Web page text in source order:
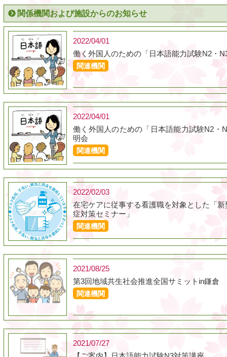
関係機関および施設からのお知らせ
2022/04/01
働く外国人のための「日本語能力試験N2・
関連機関
2022/04/01
働く外国人のための「日本語能力試験N2・
明会
関連機関
2022/02/03
在宅ケアに従事する看護職を対象とした「
症対策セミナー」
関連機関
2021/08/25
第3回地域共生社会推進全国サミットin鎌倉
関連機関
2021/07/27